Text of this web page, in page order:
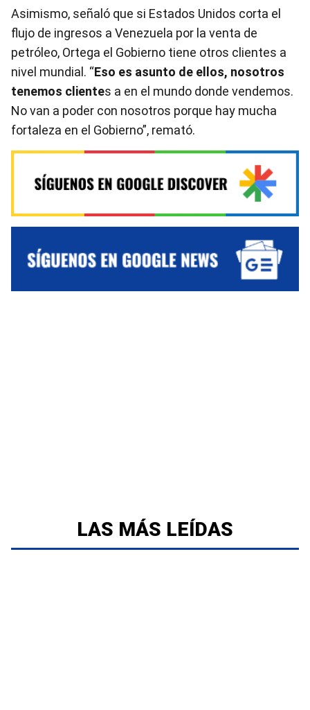
Asimismo, señaló que si Estados Unidos corta el
flujo de ingresos a Venezuela por la venta de
petróleo, Ortega el Gobierno tiene otros clientes a
nivel mundial. “Eso es asunto de ellos, nosotros
tenemos clientes a en el mundo donde vendemos.
No van a poder con nosotros porque hay mucha
fortaleza en el Gobierno”, remató.
LAS MÁS LEÍDAS